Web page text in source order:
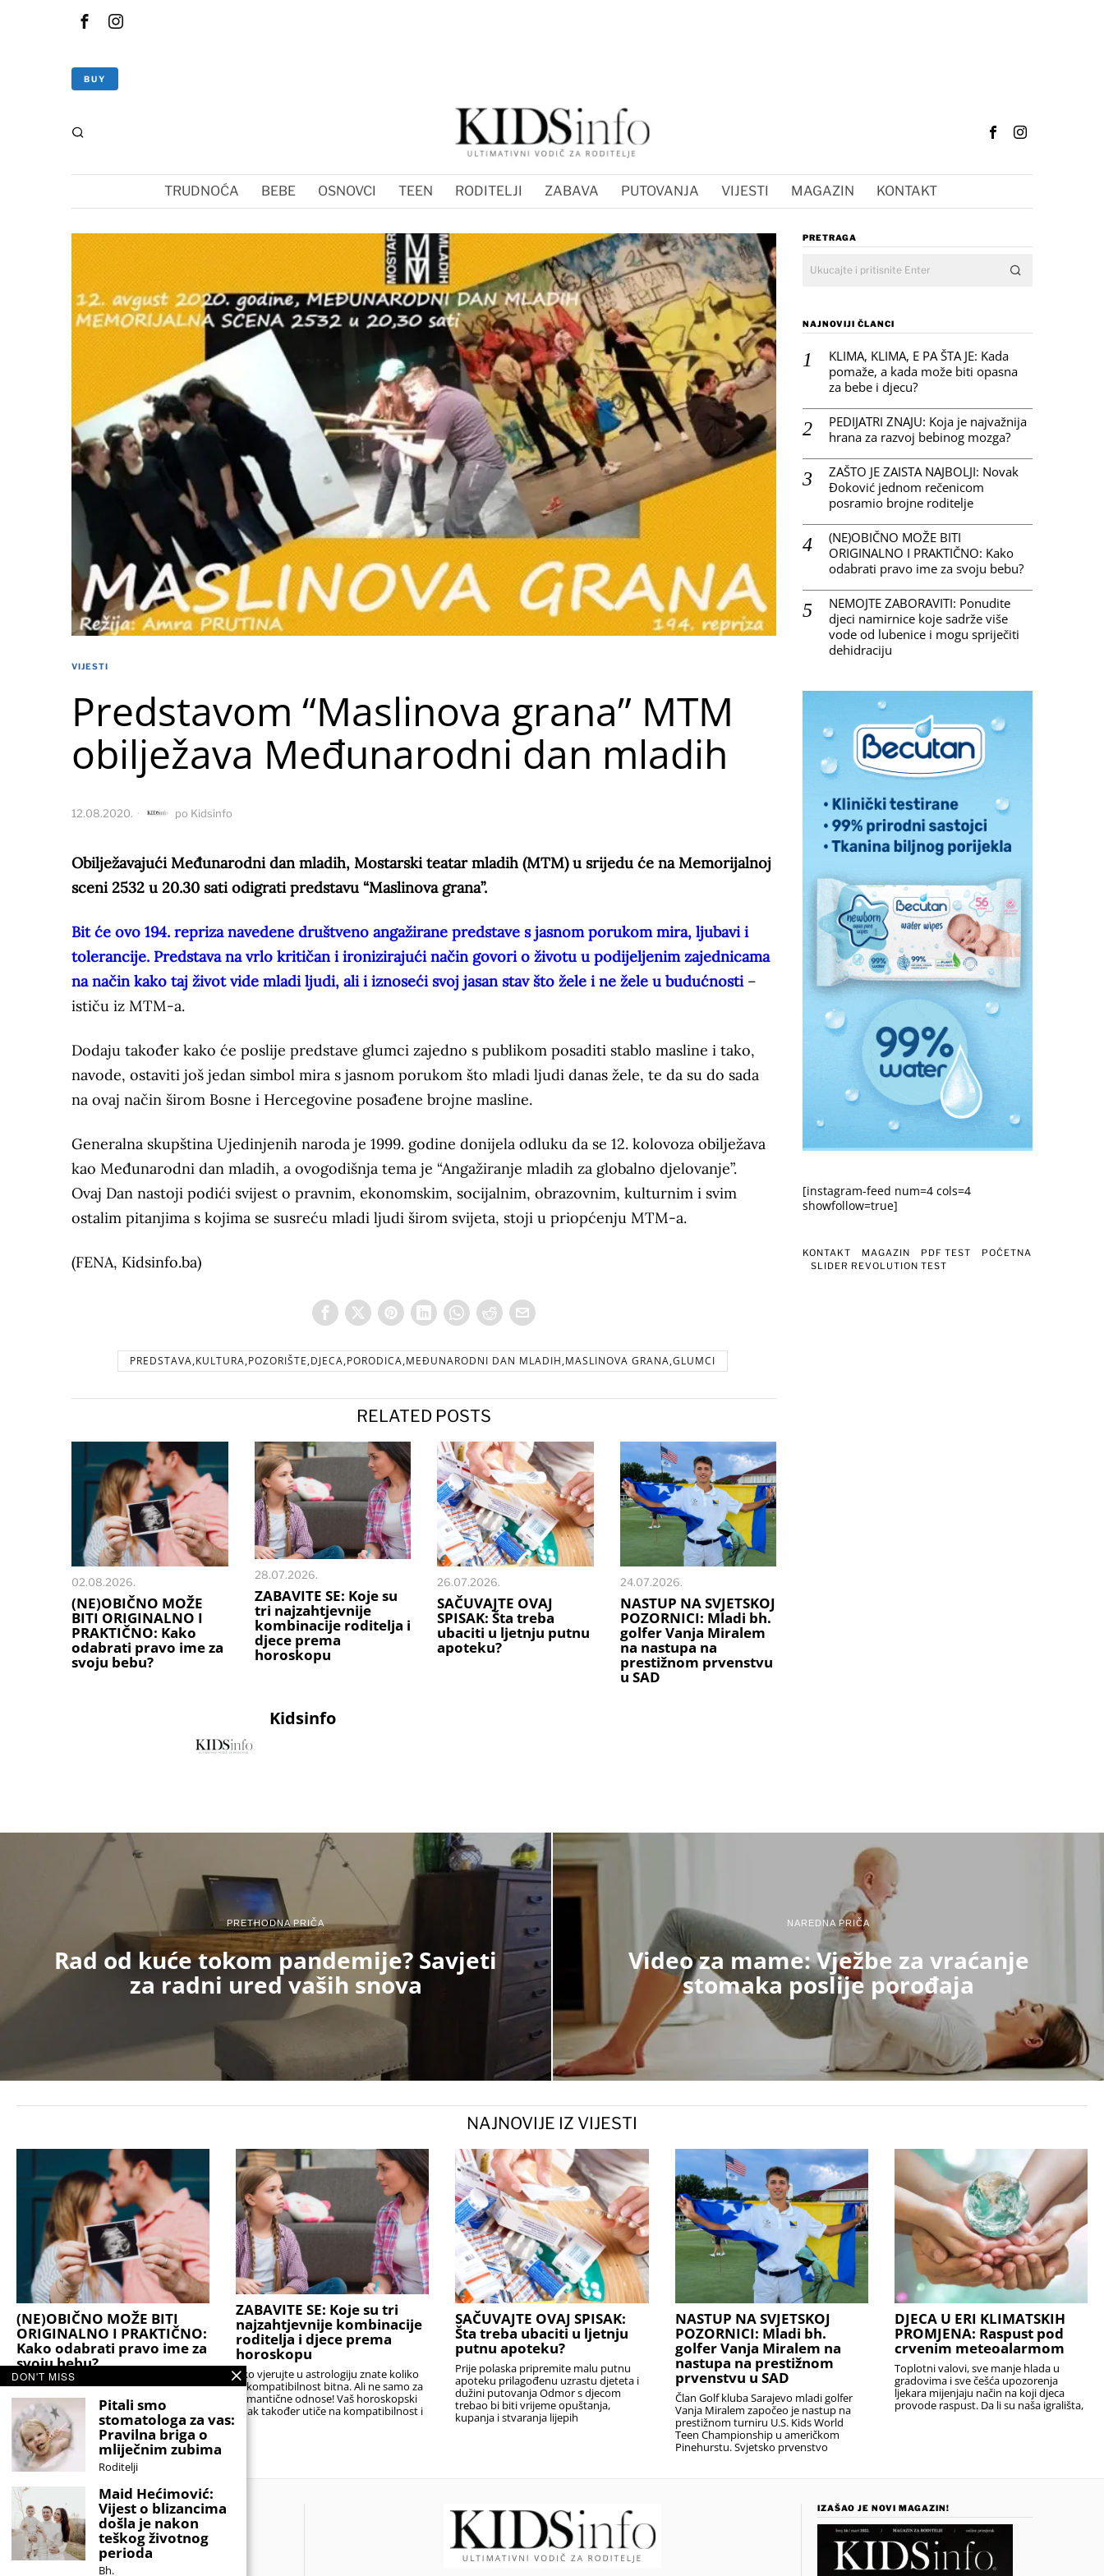
BUY
TRUDNOĆA BEBE OSNOVCI TEEN RODITELJI ZABAVA PUTOVANJA VIJESTI MAGAZIN KONTAKT
VIJESTI
Predstavom “Maslinova grana” MTM
obilježava Međunarodni dan mladih
12.08.2020. po Kidsinfo
Obilježavajući Međunarodni dan mladih, Mostarski teatar mladih (MTM) u srijedu će na Memorijalnoj
sceni 2532 u 20.30 sati odigrati predstavu “Maslinova grana”.
Bit će ovo 194. repriza navedene društveno angažirane predstave s jasnom porukom mira, ljubavi i
tolerancije. Predstava na vrlo kritičan i ironizirajući način govori o životu u podijeljenim zajednicama
na način kako taj život vide mladi ljudi, ali i iznoseći svoj jasan stav što žele i ne žele u budućnosti –
ističu iz MTM-a.
Dodaju također kako će poslije predstave glumci zajedno s publikom posaditi stablo masline i tako,
navode, ostaviti još jedan simbol mira s jasnom porukom što mladi ljudi danas žele, te da su do sada
na ovaj način širom Bosne i Hercegovine posađene brojne masline.
Generalna skupština Ujedinjenih naroda je 1999. godine donijela odluku da se 12. kolovoza obilježava
kao Međunarodni dan mladih, a ovogodišnja tema je “Angažiranje mladih za globalno djelovanje”.
Ovaj Dan nastoji podići svijest o pravnim, ekonomskim, socijalnim, obrazovnim, kulturnim i svim
ostalim pitanjima s kojima se susreću mladi ljudi širom svijeta, stoji u priopćenju MTM-a.
(FENA, Kidsinfo.ba)
PREDSTAVA,KULTURA,POZORIŠTE,DJECA,PORODICA,MEĐUNARODNI DAN MLADIH,MASLINOVA GRANA,GLUMCI
RELATED POSTS
02.08.2026.
(NE)OBIČNO MOŽE
BITI ORIGINALNO I
PRAKTIČNO: Kako
odabrati pravo ime za
svoju bebu?
28.07.2026.
ZABAVITE SE: Koje su
tri najzahtjevnije
kombinacije roditelja i
djece prema
horoskopu
26.07.2026.
SAČUVAJTE OVAJ
SPISAK: Šta treba
ubaciti u ljetnju putnu
apoteku?
24.07.2026.
NASTUP NA SVJETSKOJ
POZORNICI: Mladi bh.
golfer Vanja Miralem
na nastupa na
prestižnom prvenstvu
u SAD
Kidsinfo
PRETRAGA
NAJNOVIJI ČLANCI
KLIMA, KLIMA, E PA ŠTA JE: Kada
pomaže, a kada može biti opasna
za bebe i djecu?
PEDIJATRI ZNAJU: Koja je najvažnija
hrana za razvoj bebinog mozga?
ZAŠTO JE ZAISTA NAJBOLJI: Novak
Đoković jednom rečenicom
posramio brojne roditelje
(NE)OBIČNO MOŽE BITI
ORIGINALNO I PRAKTIČNO: Kako
odabrati pravo ime za svoju bebu?
NEMOJTE ZABORAVITI: Ponudite
djeci namirnice koje sadrže više
vode od lubenice i mogu spriječiti
dehidraciju
[instagram-feed num=4 cols=4
showfollow=true]
KONTAKT MAGAZIN PDF TEST
POČETNA
SLIDER REVOLUTION TEST
PRETHODNA PRIČA
Rad od kuće tokom pandemije? Savjeti
za radni ured vaših snova
NAREDNA PRIČA
Video za mame: Vježbe za vraćanje
stomaka poslije porođaja
NAJNOVIJE IZ VIJESTI
(NE)OBIČNO MOŽE BITI
ORIGINALNO I PRAKTIČNO:
Kako odabrati pravo ime za
svoju bebu?
Stručnjaci podsjećaju da je najbolji izbor
onaj koji će djetetu biti prednost, a ne
teret. Idealno ime nije nužno ono koje
nitko drugi nema,
ZABAVITE SE: Koje su tri
najzahtjevnije kombinacije
roditelja i djece prema
horoskopu
Ako vjerujte u astrologiju znate koliko
je kompatibilnost bitna. Ali ne samo za
romantične odnose! Vaš horoskopski
znak također utiče na kompatibilnost i
SAČUVAJTE OVAJ SPISAK:
Šta treba ubaciti u ljetnju
putnu apoteku?
Prije polaska pripremite malu putnu
apoteku prilagođenu uzrastu djeteta i
dužini putovanja Odmor s djecom
trebao bi biti vrijeme opuštanja,
kupanja i stvaranja lijepih
NASTUP NA SVJETSKOJ
POZORNICI: Mladi bh.
golfer Vanja Miralem na
nastupa na prestižnom
prvenstvu u SAD
Član Golf kluba Sarajevo mladi golfer
Vanja Miralem započeo je nastup na
prestižnom turniru U.S. Kids World
Teen Championship u američkom
Pinehurstu. Svjetsko prvenstvo
DJECA U ERI KLIMATSKIH
PROMJENA: Raspust pod
crvenim meteoalarmom
Toplotni valovi, sve manje hlada u
gradovima i sve češća upozorenja
ljekara mijenjaju način na koji djeca
provode raspust. Da li su naša igrališta,
IZAŠAO JE NOVI MAGAZIN!
DON'T MISS
Pitali smo
stomatologa za vas:
Pravilna briga o
mliječnim zubima
Roditelji
Maid Hećimović:
Vijest o blizancima
došla je nakon
teškog životnog
perioda
Bh.